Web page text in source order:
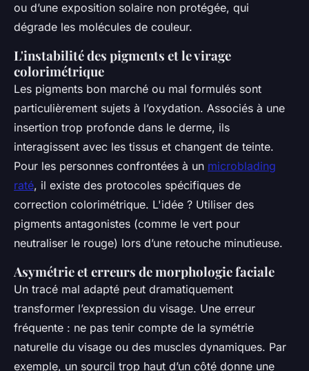
ou d’une exposition solaire non protégée, qui
dégrade les molécules de couleur.
L'instabilité des pigments et le virage
colorimétrique
Les pigments bon marché ou mal formulés sont
particulièrement sujets à l’oxydation. Associés à une
insertion trop profonde dans le derme, ils
interagissent avec les tissus et changent de teinte.
Pour les personnes confrontées à un microblading
raté, il existe des protocoles spécifiques de
correction colorimétrique. L'idée ? Utiliser des
pigments antagonistes (comme le vert pour
neutraliser le rouge) lors d’une retouche minutieuse.
Asymétrie et erreurs de morphologie faciale
Un tracé mal adapté peut dramatiquement
transformer l’expression du visage. Une erreur
fréquente : ne pas tenir compte de la symétrie
naturelle du visage ou des muscles dynamiques. Par
exemple, un sourcil trop haut d’un côté donne une